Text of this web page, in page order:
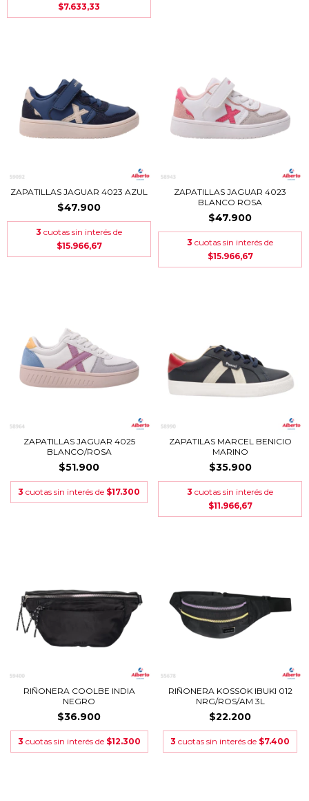
$7.633,33
ZAPATILLAS JAGUAR 4023 AZUL
$47.900
3 cuotas sin interés de
$15.966,67
ZAPATILLAS JAGUAR 4023
BLANCO ROSA
$47.900
3 cuotas sin interés de
$15.966,67
ZAPATILLAS JAGUAR 4025
BLANCO/ROSA
$51.900
3 cuotas sin interés de $17.300
ZAPATILAS MARCEL BENICIO
MARINO
$35.900
3 cuotas sin interés de
$11.966,67
RIÑONERA COOLBE INDIA
NEGRO
$36.900
3 cuotas sin interés de $12.300
RIÑONERA KOSSOK IBUKI 012
NRG/ROS/AM 3L
$22.200
3 cuotas sin interés de $7.400